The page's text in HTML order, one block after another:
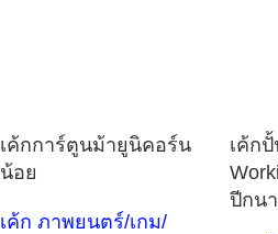
เค้กการ์ตูนม้ายูนิคอร์น
น้อย
เค้ก ภาพยนตร์/เกม/
เค้ก
ปีกน